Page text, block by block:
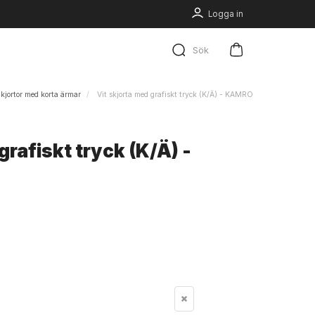
Logga in
Sök
med korta ärmar Vit skjorta med grafiskt tryck (K/Ä) - KAMRO
tryck (K/Ä) -